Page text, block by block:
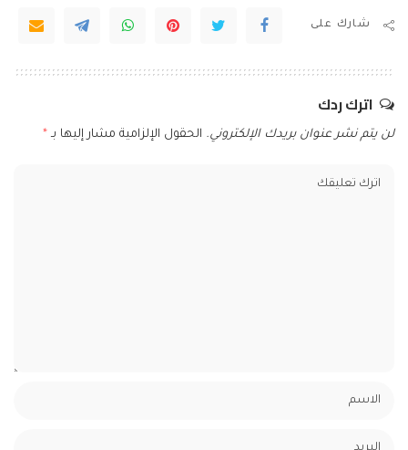
شارك على
اترك ردك
لن يتم نشر عنوان بريدك الإلكتروني. الحقول الإلزامية مشار إليها بـ *